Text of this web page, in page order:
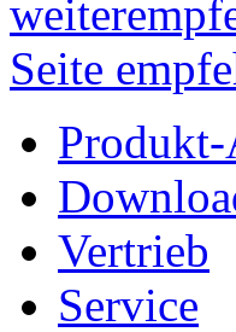
Seite
Vertrieb
Service